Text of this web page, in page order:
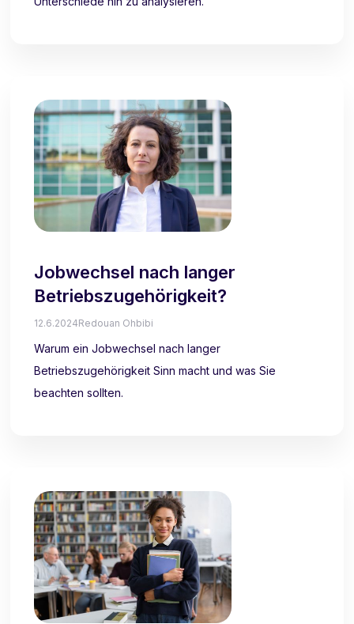
Jobwechsel nach langer
Betriebszugehörigkeit?
12.6.2024Redouan Ohbibi
Warum ein Jobwechsel nach langer
Betriebszugehörigkeit Sinn macht und was Sie
beachten sollten.